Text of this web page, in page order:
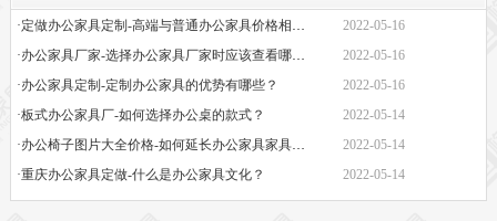
2022-05-16
·办公家具厂家-选择办公家具厂家时应该查看哪些方面？
2022-05-16
·办公家具定制-定制办公家具的优势有哪些？
2022-05-16
·板式办公家具厂-如何选择办公桌的款式？
2022-05-14
·办公椅子图片大全价格-如何延长办公家具家具的保质期？
2022-05-14
·重庆办公家具定做-什么是办公家具文化？
2022-05-14